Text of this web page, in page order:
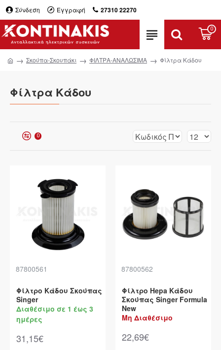
Σύνδεση Εγγραφή 27310 22270
0
Σκούπα-Σκουπάκι ΦΙΛΤΡΑ-ΑΝΑΛΩΣΙΜΑ Φίλτρα Κάδου
Φίλτρα Κάδου
0
87800561
Φίλτρο Κάδου Σκούπας
Singer
Διαθέσιμο σε 1 έως 3
ημέρες
31,15€
87800562
Φίλτρο Hepa Κάδου
Σκούπας Singer Formula
New
Μη Διαθέσιμο
22,69€